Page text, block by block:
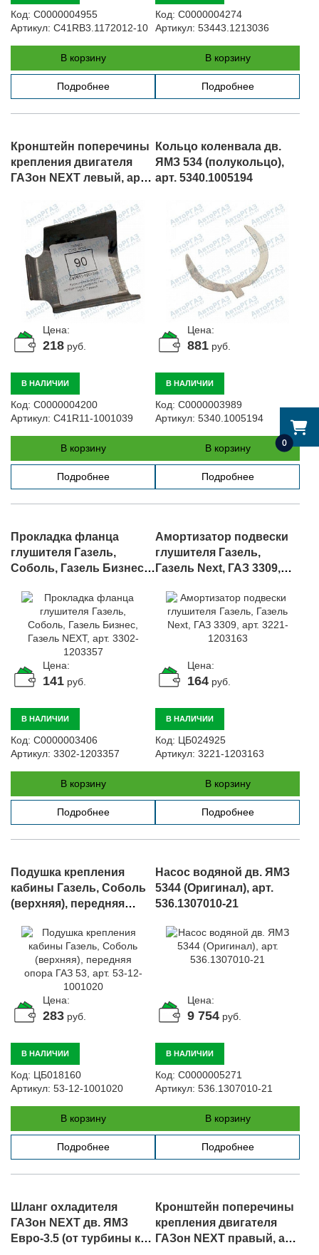
0
Код: С0000004955
Артикул: C41RB3.1172012-10
В корзину
Подробнее
Код: С0000004274
Артикул: 53443.1213036
В корзину
Подробнее
Кронштейн поперечины
крепления двигателя
ГАЗон NEXT левый, арт.
Цена:
218 руб.
В НАЛИЧИИ
Код: С0000004200
Артикул: C41R11-1001039
В корзину
Подробнее
Кольцо коленвала дв.
ЯМЗ 534 (полукольцо),
арт. 5340.1005194
Цена:
881 руб.
В НАЛИЧИИ
Код: С0000003989
Артикул: 5340.1005194
В корзину
Подробнее
Прокладка фланца
глушителя Газель,
Соболь, Газель Бизнес,
1203357
Цена:
141 руб.
В НАЛИЧИИ
Код: С0000003406
Артикул: 3302-1203357
В корзину
Подробнее
Амортизатор подвески
глушителя Газель,
Газель Next, ГАЗ 3309,
Цена:
164 руб.
В НАЛИЧИИ
Код: ЦБ024925
Артикул: 3221-1203163
В корзину
Подробнее
Подушка крепления
кабины Газель, Соболь
(верхняя), передняя
1001020
Цена:
283 руб.
В НАЛИЧИИ
Код: ЦБ018160
Артикул: 53-12-1001020
В корзину
Подробнее
Насос водяной дв. ЯМЗ
5344 (Оригинал), арт.
536.1307010-21
Цена:
9 754 руб.
В НАЛИЧИИ
Код: С0000005271
Артикул: 536.1307010-21
В корзину
Подробнее
Шланг охладителя
ГАЗон NEXT дв. ЯМЗ
Евро-3.5 (от турбины к
Кронштейн поперечины
крепления двигателя
ГАЗон NEXT правый, арт.